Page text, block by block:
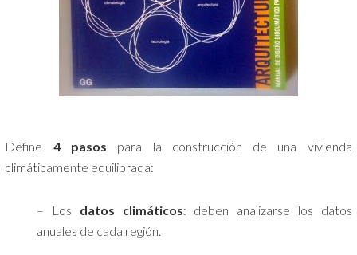
Define 4 pasos para la construcción de una vivienda
climáticamente equilibrada:
– Los datos climáticos: deben analizarse los datos
anuales de cada región.